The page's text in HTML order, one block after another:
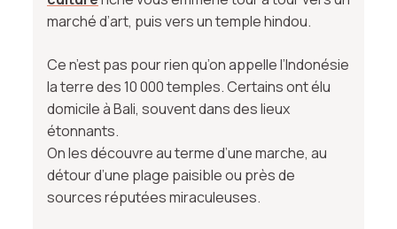
marché d’art, puis vers un temple hindou.
Ce n’est pas pour rien qu’on appelle l’Indonésie
la terre des 10 000 temples. Certains ont élu
domicile à Bali, souvent dans des lieux
étonnants.
On les découvre au terme d’une marche, au
détour d’une plage paisible ou près de
sources réputées miraculeuses.